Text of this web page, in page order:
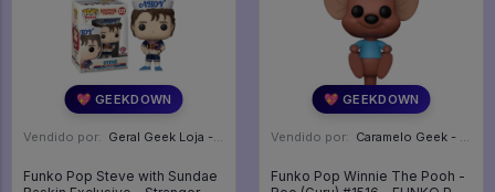
💖 GEEKDOWN
Vendido por: Geral Geek Loja - SP
Funko Pop Steve with Sundae
💖 GEEKDOWN
Vendido por: Caramelo Geek - DF
Funko Pop Winnie The Pooh -